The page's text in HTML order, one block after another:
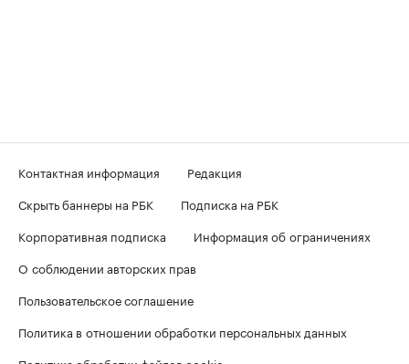
Контактная информация
Редакция
Скрыть баннеры на РБК
Подписка на РБК
Корпоративная подписка
Информация об ограничениях
О соблюдении авторских прав
Пользовательское соглашение
Политика в отношении обработки персональных данных